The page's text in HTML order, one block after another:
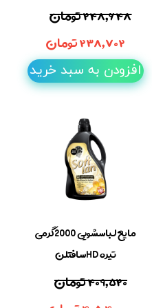
۲۴۸,۶۴۸ تومان
۲۳۸,۷۰۲ تومان
افزودن به سبد خرید
مایع لباسشویی 2000گرمی
تیره HDسافتلن
۴۰۹,۵۲۰ تومان